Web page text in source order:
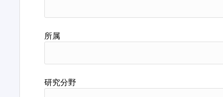
所属
研究分野